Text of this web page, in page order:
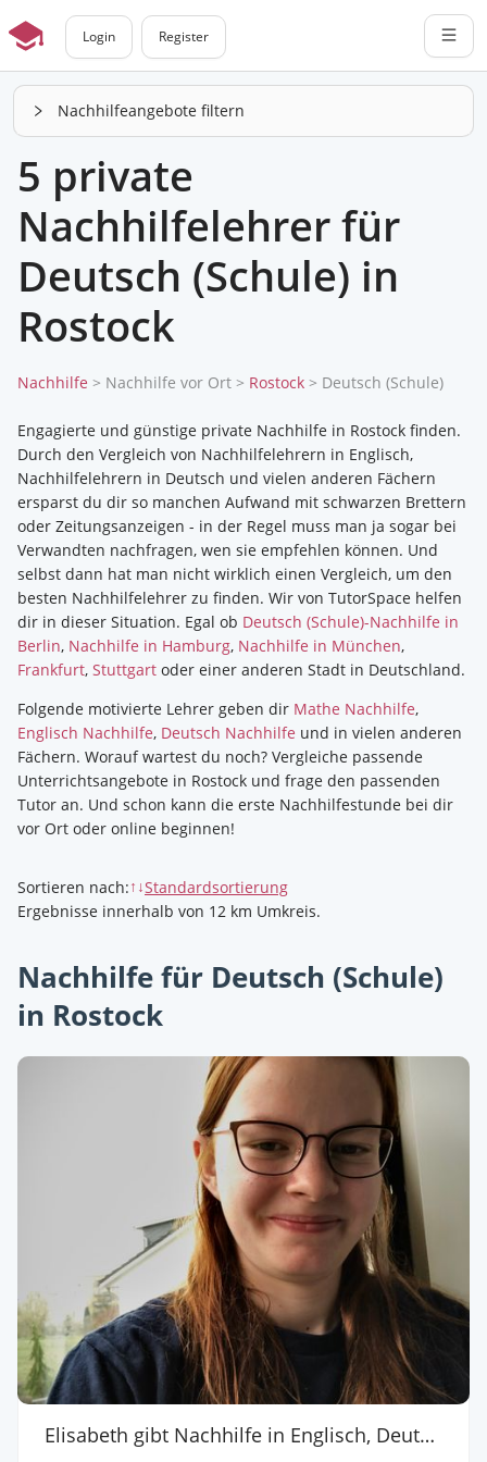
Login Register
Nachhilfeangebote filtern
5 private
Nachhilfelehrer für
Deutsch (Schule) in
Rostock
Nachhilfe > Nachhilfe vor Ort > Rostock > Deutsch (Schule)
Engagierte und günstige private Nachhilfe in Rostock finden.
Durch den Vergleich von Nachhilfelehrern in Englisch,
Nachhilfelehrern in Deutsch und vielen anderen Fächern
ersparst du dir so manchen Aufwand mit schwarzen Brettern
oder Zeitungsanzeigen - in der Regel muss man ja sogar bei
Verwandten nachfragen, wen sie empfehlen können. Und
selbst dann hat man nicht wirklich einen Vergleich, um den
besten Nachhilfelehrer zu finden. Wir von TutorSpace helfen
dir in dieser Situation. Egal ob Deutsch (Schule)-Nachhilfe in
Berlin, Nachhilfe in Hamburg, Nachhilfe in München,
Frankfurt, Stuttgart oder einer anderen Stadt in Deutschland.
Folgende motivierte Lehrer geben dir Mathe Nachhilfe,
Englisch Nachhilfe, Deutsch Nachhilfe und in vielen anderen
Fächern. Worauf wartest du noch? Vergleiche passende
Unterrichtsangebote in Rostock und frage den passenden
Tutor an. Und schon kann die erste Nachhilfestunde bei dir
vor Ort oder online beginnen!
Sortieren nach: ↑↓Standardsortierung
Ergebnisse innerhalb von 12 km Umkreis.
Nachhilfe für Deutsch (Schule)
in Rostock
Elisabeth gibt Nachhilfe in Englisch, Deutsch (Schule), Spanisch